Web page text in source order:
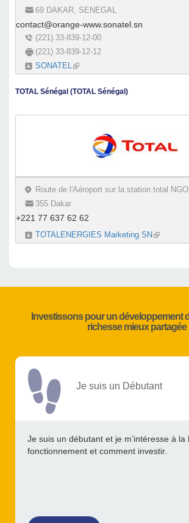
69 DAKAR, SENEGAL
contact@orange-www.sonatel.sn
(221) 33-839-12-00
(221) 33-839-12-12
SONATEL(link is external)
TOTAL Sénégal (TOTAL Sénégal)
Route de l'Aéroport sur la station total
355 Dakar
+221 77 637 62 62
TOTALENERGIES Marketing SN (link is
Investissons pour un développement
richesse mieux partagée
Je suis un Débutant
Je suis un débutant et je m’intéresse à la
fonctionnement et comment investir.